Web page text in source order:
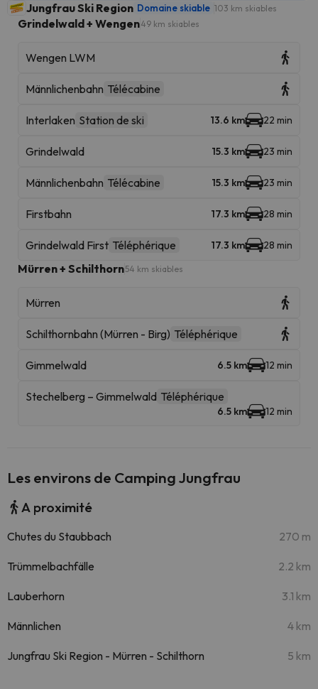
Jungfrau Ski Region Domaine skiable 103 km skiables
Grindelwald + Wengen49 km skiables
Wengen LWM
Männlichenbahn Télécabine
Interlaken Station de ski 13.6 km 22 min
Grindelwald 15.3 km 23 min
Männlichenbahn Télécabine 15.3 km 23 min
Firstbahn 17.3 km 28 min
Grindelwald First Téléphérique 17.3 km 28 min
Mürren + Schilthorn54 km skiables
Mürren
Schilthornbahn (Mürren - Birg) Téléphérique
Gimmelwald 6.5 km 12 min
Stechelberg – Gimmelwald Téléphérique
6.5 km 12 min
Les environs de Camping Jungfrau
A proximité
Chutes du Staubbach 270 m
Trümmelbachfälle 2.2 km
Lauberhorn 3.1 km
Männlichen 4 km
Jungfrau Ski Region - Mürren - Schilthorn 5 km